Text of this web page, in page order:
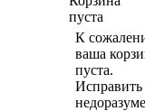
пуста
К
ваша
пуста.
Исправить